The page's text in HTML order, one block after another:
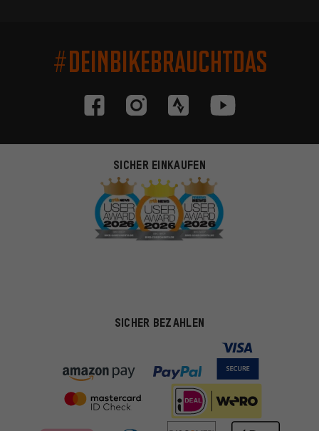
#DEINBIKEBRAUCHTDAS
SICHER EINKAUFEN
SICHER BEZAHLEN